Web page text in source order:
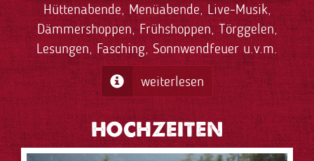
Hüttenabende, Menüabende, Live-Musik,
Dämmershoppen, Frühshoppen, Törggelen,
Lesungen, Fasching, Sonnwendfeuer u.v.m.
weiterlesen
HOCHZEITEN